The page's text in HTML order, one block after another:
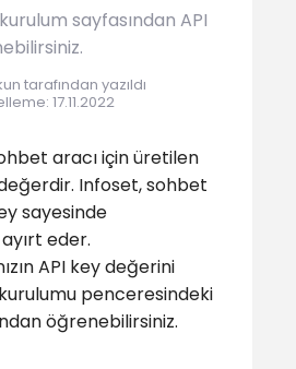
sayfasından API
tarafından yazıldı
: 17.11.2022
aracı için üretilen
Infoset, sohbet
sayesinde
eder.
API key değerini
penceresindeki
öğrenebilirsiniz.